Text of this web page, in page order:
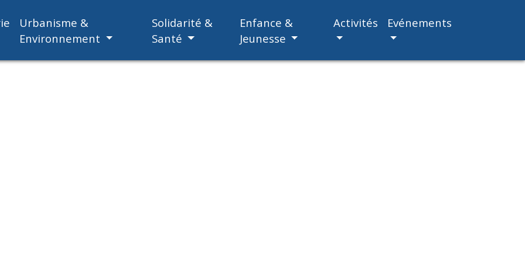
Urbanisme &
Environnement
Solidarité &
Santé
Enfance &
Jeunesse
Activités Evénements